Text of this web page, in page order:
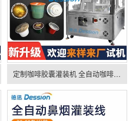
定制咖啡胶囊灌装机 全自动咖啡粉茶粉灌装封口机 益生菌粉灌装机